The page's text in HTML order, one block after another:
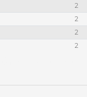
2
2
2
2